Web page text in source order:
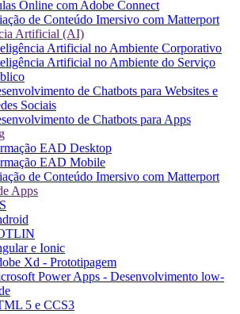
Online com Adobe Connect
de Conteúdo Imersivo com Matterport
Artificial (AI)
Artificial no Ambiente Corporativo
Artificial no Ambiente do Serviço
de Chatbots para Websites e
Sociais
de Chatbots para Apps
EAD Desktop
EAD Mobile
de Conteúdo Imersivo com Matterport
Apps
e Ionic
Xd - Prototipagem
Power Apps - Desenvolvimento low-
5 e CCS3